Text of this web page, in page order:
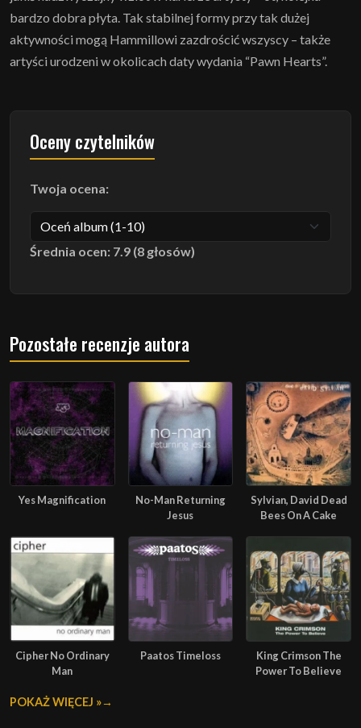
bardzo dobra płyta. Tak stabilnej formy przy tak dużej
aktywności mogą Hammillowi zazdrościć wszyscy – także
artyści urodzeni w okolicach daty wydania “Pawn Hearts”.
Oceny czytelników
Twoja ocena:
Średnia ocen: 7.9 (8 głosów)
Pozostałe recenzje autora
Yes Magnification
No-Man Returning
Jesus
Sylvian, David Dead
Bees On A Cake
Cipher No Ordinary
Man
Paatos Timeloss
King Crimson The
Power To Believe
POKAŻ WIĘCEJ »